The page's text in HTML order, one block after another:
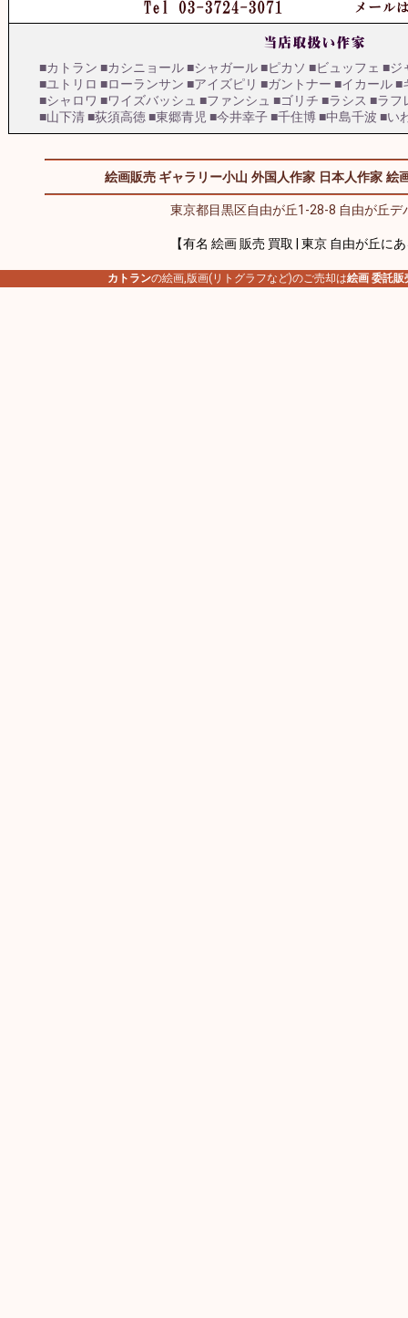
■カトラン ■カシニョール■シャガール■ピカソ ■ビュッフェ ■ジ
■ユトリロ ■ローランサン ■アイズピリ ■ガントナー ■イカール■
■シャロワ ■ワイズバッシュ ■ファンシュ ■ゴリチ ■ラシス ■ラフ
■山下清■荻須高徳■東郷青児 ■今井幸子■千住博■中島千波 ■い
絵画販売 ギャラリー小山 外国人作家 日本人作家 絵
東京都目黒区自由が丘1-28-8 自由が丘デ
【有名 絵画 販売 買取 | 東京 自由が丘に
カトランの絵画,版画(リトグラフなど)のご売却は絵画 委託販